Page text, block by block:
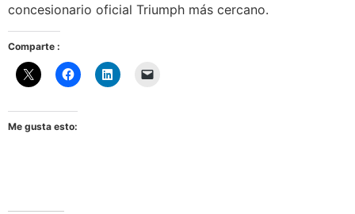
concesionario oficial Triumph más cercano.
Comparte :
Me gusta esto: